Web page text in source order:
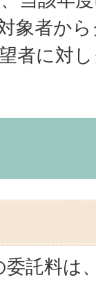
象者か
者に対
託料は